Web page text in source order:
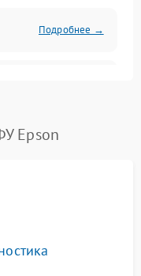
Подробнее →
Epson